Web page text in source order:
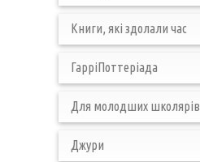
Книги, які здолали час
ГарріПоттеріада
Для молодших школярів
Джури